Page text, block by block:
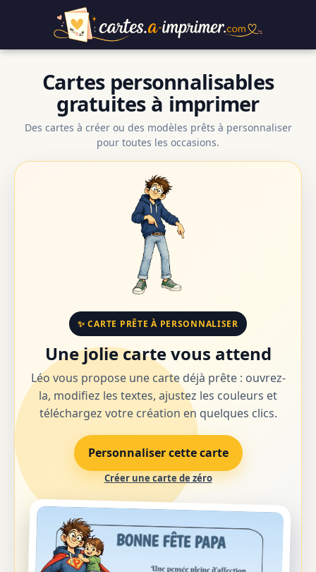
Cartes personnalisables
gratuites à imprimer
Des cartes à créer ou des modèles prêts à personnaliser
pour toutes les occasions.
✨ CARTE PRÊTE À PERSONNALISER
Une jolie carte vous attend
Léo vous propose une carte déjà prête : ouvrez-
la, modifiez les textes, ajustez les couleurs et
téléchargez votre création en quelques clics.
Personnaliser cette carte
Créer une carte de zéro